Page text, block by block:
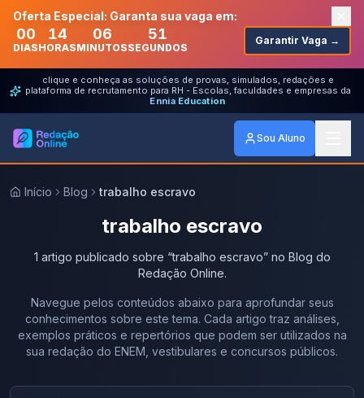
Oferta Especial: Garanta sua vaga em:
00
DIAS
14
HORAS
06
MINUTOS
51
SEGUNDOS
Garantir Vaga →
clique e conheça as soluções de provas, simulados, redações e
plataforma de recrutamento para RH - Escolas, faculdades e empresas da
Ennia Education
Sou Aluno
Início Blog trabalho escravo
trabalho escravo
1 artigo publicado sobre “trabalho escravo” no Blog do
Redação Online.
Navegue pelos conteúdos abaixo para aprofundar seus
conhecimentos sobre este tema. Cada artigo traz análises,
exemplos práticos e repertórios que podem ser utilizados na
sua redação do ENEM, vestibulares e concursos públicos.